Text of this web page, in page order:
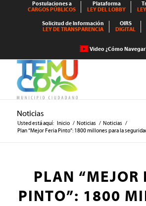
Postulaciones a
CARGOS PÚBLICOS
Plataforma
LEY DEL LOBBY
Solicitud de Información
LEY DE TRANSPARENCIA
OIRS
DIGITAL
Video ¿Cómo
Noticias
Usted está aquí: Inicio / Noticias / Noticias /
Plan “Mejor Feria Pinto”: 1800 millones para la
PLAN “MEJOR
PINTO”: 1800